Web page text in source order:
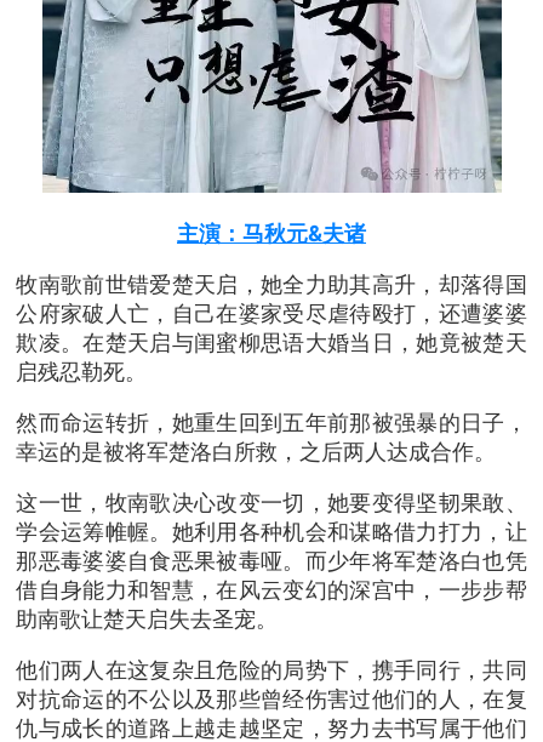
主演：马秋元&夫诸
牧南歌前世错爱楚天启，她全力助其高升，却落得国
公府家破人亡，自己在婆家受尽虐待殴打，还遭婆婆
欺凌。在楚天启与闺蜜柳思语大婚当日，她竟被楚天
启残忍勒死。
然而命运转折，她重生回到五年前那被强暴的日子，
幸运的是被将军楚洛白所救，之后两人达成合作。
这一世，牧南歌决心改变一切，她要变得坚韧果敢、
学会运筹帷幄。她利用各种机会和谋略借力打力，让
那恶毒婆婆自食恶果被毒哑。而少年将军楚洛白也凭
借自身能力和智慧，在风云变幻的深宫中，一步步帮
助南歌让楚天启失去圣宠。
他们两人在这复杂且危险的局势下，携手同行，共同
对抗命运的不公以及那些曾经伤害过他们的人，在复
仇与成长的道路上越走越坚定，努力去书写属于他们